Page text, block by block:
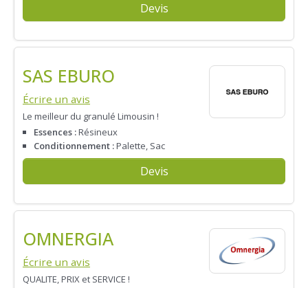
Devis
SAS EBURO
Écrire un avis
Le meilleur du granulé Limousin !
Essences :Résineux
Conditionnement :Palette, Sac
Devis
OMNERGIA
Écrire un avis
QUALITE, PRIX et SERVICE !